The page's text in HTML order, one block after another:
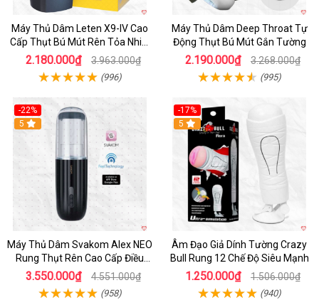
Máy Thủ Dâm Leten X9-IV Cao
Cấp Thụt Bú Mút Rên Tỏa Nhiệt
Sạc Pin
2.180.000₫ 3.963.000₫
(996)
Máy Thủ Dâm Deep Throat Tự
Động Thụt Bú Mút Gắn Tường
2.190.000₫ 3.268.000₫
(995)
-22%
5
Máy Thủ Dâm Svakom Alex NEO
Rung Thụt Rên Cao Cấp Điều
Khiển App
3.550.000₫ 4.551.000₫
(958)
-17%
5
Âm Đạo Giả Dính Tường Crazy
Bull Rung 12 Chế Độ Siêu Mạnh
1.250.000₫ 1.506.000₫
(940)